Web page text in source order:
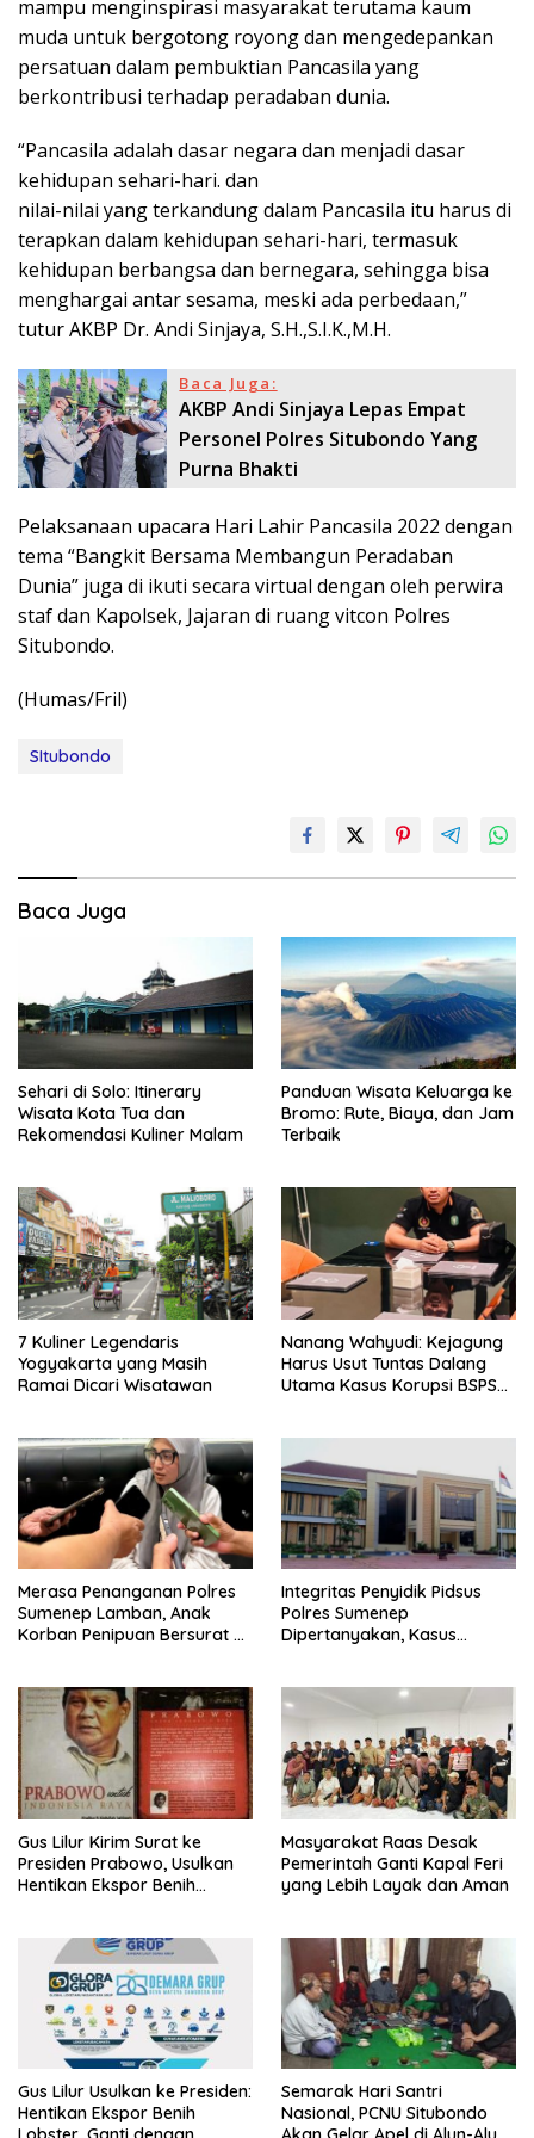
mampu menginspirasi masyarakat terutama kaum
muda untuk bergotong royong dan mengedepankan
persatuan dalam pembuktian Pancasila yang
berkontribusi terhadap peradaban dunia.
“Pancasila adalah dasar negara dan menjadi dasar
kehidupan sehari-hari. dan
nilai-nilai yang terkandung dalam Pancasila itu harus di
terapkan dalam kehidupan sehari-hari, termasuk
kehidupan berbangsa dan bernegara, sehingga bisa
menghargai antar sesama, meski ada perbedaan,”
tutur AKBP Dr. Andi Sinjaya, S.H.,S.I.K.,M.H.
Baca Juga:
AKBP Andi Sinjaya Lepas Empat
Personel Polres Situbondo Yang
Purna Bhakti
Pelaksanaan upacara Hari Lahir Pancasila 2022 dengan
tema “Bangkit Bersama Membangun Peradaban
Dunia” juga di ikuti secara virtual dengan oleh perwira
staf dan Kapolsek, Jajaran di ruang vitcon Polres
Situbondo.
(Humas/Fril)
SItubondo
Baca Juga
Sehari di Solo: Itinerary
Wisata Kota Tua dan
Rekomendasi Kuliner Malam
Panduan Wisata Keluarga ke
Bromo: Rute, Biaya, dan Jam
Terbaik
7 Kuliner Legendaris
Yogyakarta yang Masih
Ramai Dicari Wisatawan
Nanang Wahyudi: Kejagung
Harus Usut Tuntas Dalang
Utama Kasus Korupsi BSPS
Merasa Penanganan Polres
Sumenep Lamban, Anak
Korban Penipuan Bersurat ke
Integritas Penyidik Pidsus
Polres Sumenep
Dipertanyakan, Kasus
Kepastian
Gus Lilur Kirim Surat ke
Presiden Prabowo, Usulkan
Hentikan Ekspor Benih
Masyarakat Raas Desak
Pemerintah Ganti Kapal Feri
yang Lebih Layak dan Aman
Gus Lilur Usulkan ke Presiden:
Hentikan Ekspor Benih
Semarak Hari Santri
Nasional, PCNU Situbondo